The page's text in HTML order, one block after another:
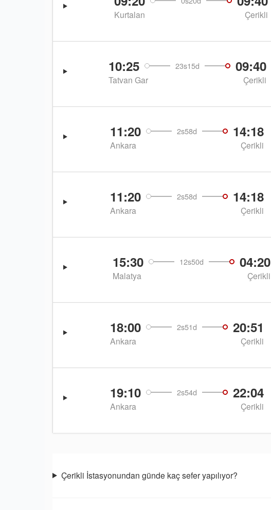
Kurtalan Çerikli
10:25 23s15d 09:40
Tatvan Gar Çerikli
11:20 2s58d 14:18
Ankara Çerikli
11:20 2s58d 14:18
Ankara Çerikli
15:30 12s50d 04:20
Malatya Çerikli
18:00 2s51d 20:51
Ankara Çerikli
19:10 2s54d 22:04
Ankara Çerikli
Çerikli İstasyonundan günde kaç sefer yapılıyor?